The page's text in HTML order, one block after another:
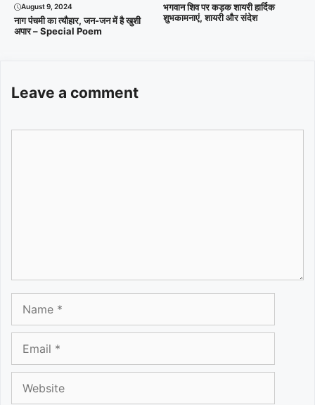
August 9, 2024
नाग पंचमी का त्यौहार, जन-जन में है खुशी
अपार – Special Poem
भगवान शिव पर कड़क शायरी हार्दिक
शुभकामनाएं, शायरी और संदेश
Leave a comment
Name
Email
Website